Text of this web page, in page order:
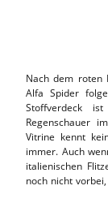
Nach dem roten
Alfa Spider
Stoffverdeck
Regenschauer
Vitrine kennt
immer. Auch
italienischen
noch nicht